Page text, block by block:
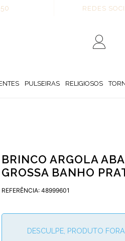
REDES
PULSEIRAS RELIGIOSOS
BRINCO ARGOLA
GROSSA BANHO
REFERÊNCIA: 48999601
DESCULPE, PRODUTO